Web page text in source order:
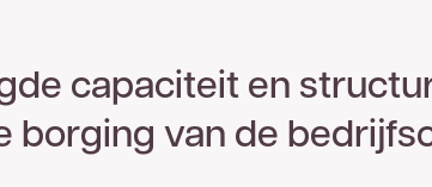
capaciteit en
borging van de